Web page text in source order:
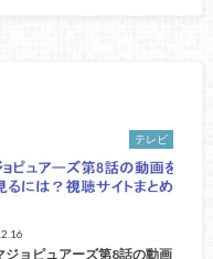
テレビ
ジョピュアーズ第8話の動画